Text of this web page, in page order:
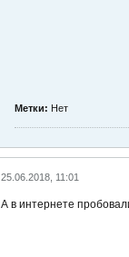
Метки: Нет
25.06.2018, 11:01
А в интернете